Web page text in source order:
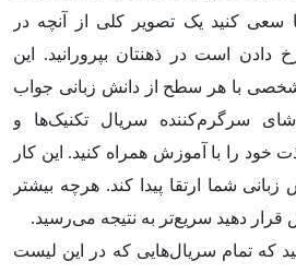
سعی کنید یک تصویر کلی از آنچه در
دادن است در ذهنتان بپرورانید. این
با هر سطح از دانش زبانی جواب
سرگرم‌کننده سریال تکنیک‌ها و
خود را با آموزش همراه کنید. این کار
شما ارتقا پیدا کند. هرچه بیشتر
دهید سریع‌تر به نتیجه می‌رسید.
که تمام سریال‌هایی که در این لیست